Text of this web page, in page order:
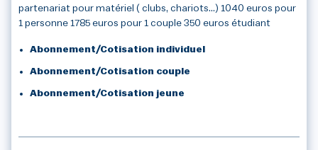
partenariat pour matériel ( clubs, chariots...) 1040 euros pour
1 personne 1785 euros pour 1 couple 350 euros étudiant
Abonnement/Cotisation individuel
Abonnement/Cotisation couple
Abonnement/Cotisation jeune